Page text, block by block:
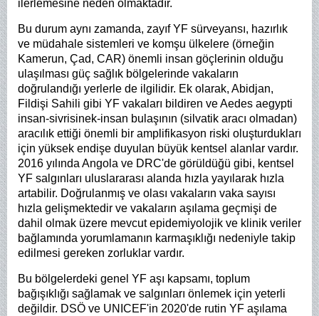
ilerlemesine neden olmaktadır.
Bu durum aynı zamanda, zayıf YF sürveyansı, hazırlık
ve müdahale sistemleri ve komşu ülkelere (örneğin
Kamerun, Çad, CAR) önemli insan göçlerinin olduğu
ulaşılması güç sağlık bölgelerinde vakaların
doğrulandığı yerlerle de ilgilidir. Ek olarak, Abidjan,
Fildişi Sahili gibi YF vakaları bildiren ve Aedes aegypti
insan-sivrisinek-insan bulaşının (silvatik aracı olmadan)
aracılık ettiği önemli bir amplifikasyon riski oluşturdukları
için yüksek endişe duyulan büyük kentsel alanlar vardır.
2016 yılında Angola ve DRC'de görüldüğü gibi, kentsel
YF salgınları uluslararası alanda hızla yayılarak hızla
artabilir. Doğrulanmış ve olası vakaların vaka sayısı
hızla gelişmektedir ve vakaların aşılama geçmişi de
dahil olmak üzere mevcut epidemiyolojik ve klinik veriler
bağlamında yorumlamanın karmaşıklığı nedeniyle takip
edilmesi gereken zorluklar vardır.
Bu bölgelerdeki genel YF aşı kapsamı, toplum
bağışıklığı sağlamak ve salgınları önlemek için yeterli
değildir. DSÖ ve UNICEF'in 2020'de rutin YF aşılama